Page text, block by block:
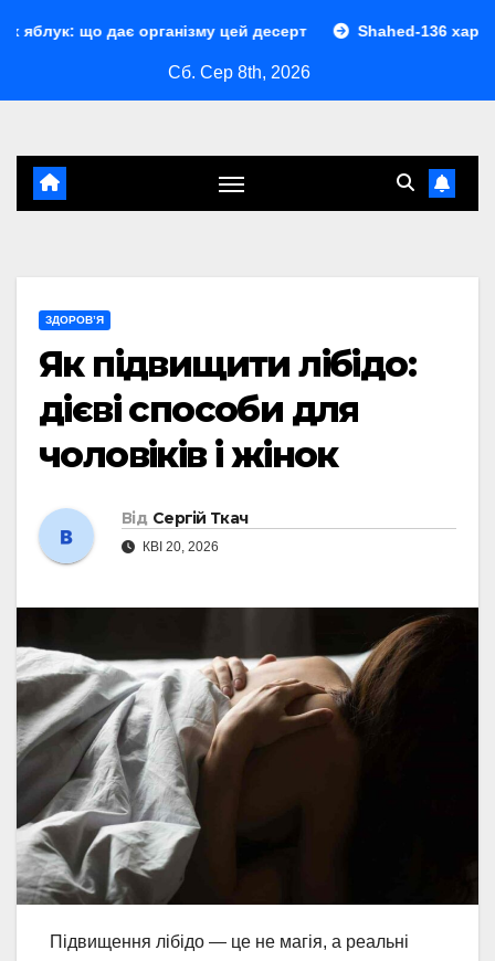
організму цей десерт Shahed-136 характеристики:
Сб. Сер 8th, 2026
ЗДОРОВ’Я
Як підвищити лібідо:
дієві способи для
чоловіків і жінок
Від Сергій Ткач
КВІ 20, 2026
Підвищення лібідо — це не магія, а реальні